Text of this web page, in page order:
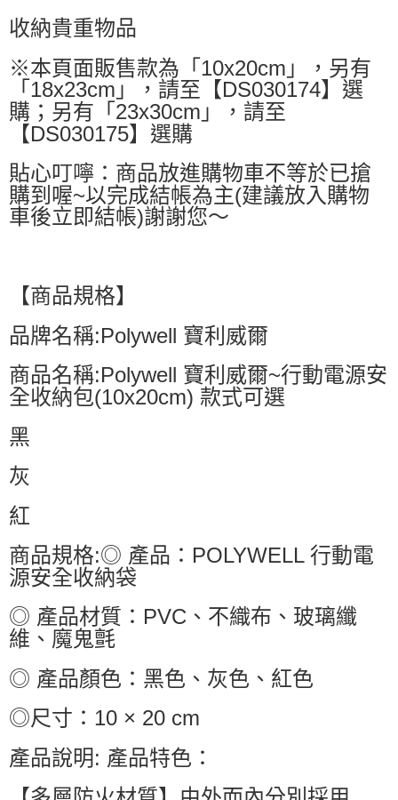
付款後7-11取貨
宅配
每筆NT$80，滿NT$799(含以上)免運費
國家/地區配送0330
收納貴重物品
※本頁面販售款為「10x20cm」，另有
「18x23cm」，請至【DS030174】選
購；另有「23x30cm」，請至
【DS030175】選購
貼心叮嚀：商品放進購物車不等於已搶
購到喔~以完成結帳為主(建議放入購物
車後立即結帳)謝謝您～
【商品規格】
品牌名稱:Polywell 寶利威爾
商品名稱:Polywell 寶利威爾~行動電源安
全收納包(10x20cm) 款式可選
黑
灰
紅
商品規格:◎ 產品：POLYWELL 行動電
源安全收納袋
◎ 產品材質：PVC、不織布、玻璃纖
維、魔鬼氈
◎ 產品顏色：黑色、灰色、紅色
◎尺寸：10 × 20 cm
產品說明: 產品特色：